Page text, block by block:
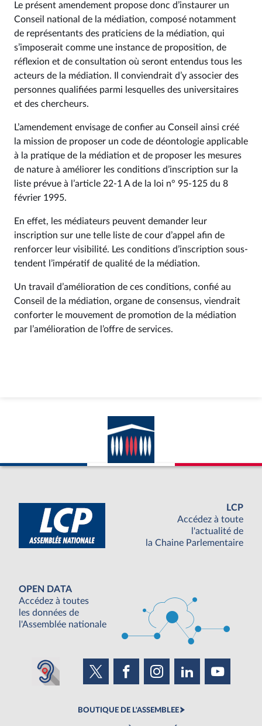
Le présent amendement propose donc d’instaurer un
Conseil national de la médiation, composé notamment
de représentants des praticiens de la médiation, qui
s’imposerait comme une instance de proposition, de
réflexion et de consultation où seront entendus tous les
acteurs de la médiation. Il conviendrait d’y associer des
personnes qualifiées parmi lesquelles des universitaires
et des chercheurs.
L’amendement envisage de confier au Conseil ainsi créé
la mission de proposer un code de déontologie applicable
à la pratique de la médiation et de proposer les mesures
de nature à améliorer les conditions d’inscription sur la
liste prévue à l’article 22-1 A de la loi n° 95-125 du 8
février 1995.
En effet, les médiateurs peuvent demander leur
inscription sur une telle liste de cour d’appel afin de
renforcer leur visibilité. Les conditions d’inscription sous-
tendent l’impératif de qualité de la médiation.
Un travail d’amélioration de ces conditions, confié au
Conseil de la médiation, organe de consensus, viendrait
conforter le mouvement de promotion de la médiation
par l’amélioration de l’offre de services.
LCP
Accédez à toute
l'actualité de
la Chaine Parlementaire
OPEN DATA
Accédez à toutes
les données de
l'Assemblée nationale
BOUTIQUE DE L'ASSEMBLEE